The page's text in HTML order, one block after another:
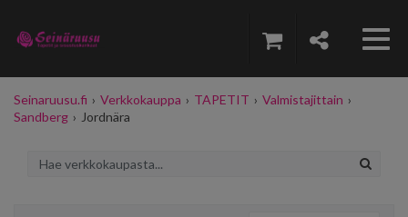
Seinaruusu.fi › Verkkokauppa › TAPETIT › Valmistajittain ›
Sandberg › Jordnära